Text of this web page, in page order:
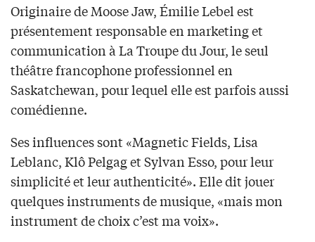
Originaire de Moose Jaw, Émilie Lebel est
présentement responsable en marketing et
communication à La Troupe du Jour, le seul
théâtre francophone professionnel en
Saskatchewan, pour lequel elle est parfois aussi
comédienne.
Ses influences sont «Magnetic Fields, Lisa
Leblanc, Klô Pelgag et Sylvan Esso, pour leur
simplicité et leur authenticité». Elle dit jouer
quelques instruments de musique, «mais mon
instrument de choix c’est ma voix».